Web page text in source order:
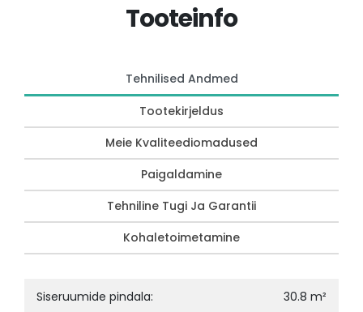
Tooteinfo
Tehnilised Andmed
Tootekirjeldus
Meie Kvaliteediomadused
Paigaldamine
Tehniline Tugi Ja Garantii
Kohaletoimetamine
Siseruumide pindala: 30.8 m²